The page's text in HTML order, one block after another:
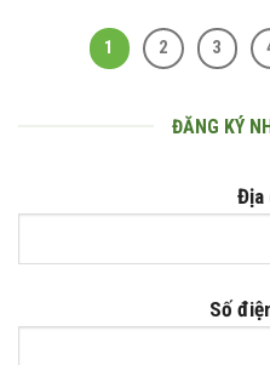
1 2 3
ĐĂNG KÝ
Địa
Số